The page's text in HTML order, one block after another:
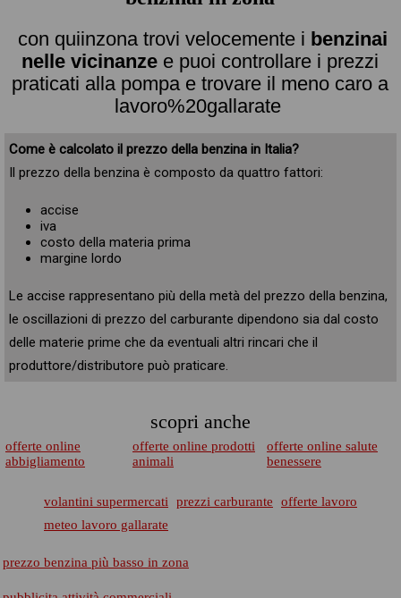
con quiinzona trovi velocemente i benzinai
nelle vicinanze e puoi controllare i prezzi
praticati alla pompa e trovare il meno caro a
lavoro%20gallarate
Come è calcolato il prezzo della benzina in Italia?
Il prezzo della benzina è composto da quattro fattori:
accise
iva
costo della materia prima
margine lordo
Le accise rappresentano più della metà del prezzo della benzina,
le oscillazioni di prezzo del carburante dipendono sia dal costo
delle materie prime che da eventuali altri rincari che il
produttore/distributore può praticare.
scopri anche
offerte online
abbigliamento
offerte online prodotti
animali
offerte online salute
benessere
volantini supermercati prezzi carburante
offerte lavoro
meteo lavoro gallarate
prezzo benzina più basso in zona